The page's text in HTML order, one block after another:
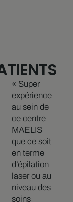
« Super
expérience
au sein de
ce centre
MAELIS
que ce soit
en terme
d’épilation
laser ou au
niveau des
soins